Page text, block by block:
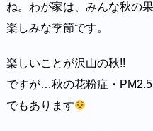
ね。わが家は、みんな秋の
楽しみな季節です。
楽しいことが沢山の秋!!
ですが…秋の花粉症・
でもあります